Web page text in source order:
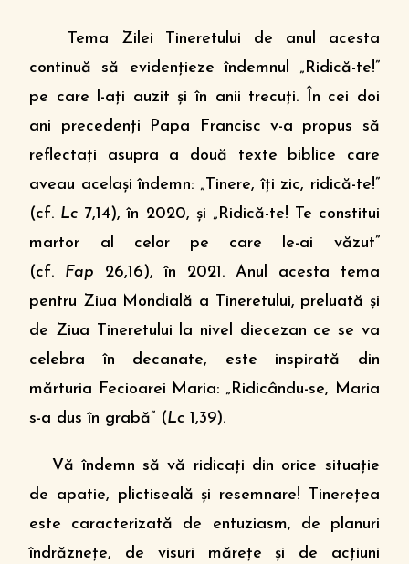
Tema Zilei Tineretului de anul acesta
continuă să evidenţieze îndemnul „Ridică-te!”
pe care l-aţi auzit şi în anii trecuţi. În cei doi
ani precedenţi Papa Francisc v-a propus să
reflectaţi asupra a două texte biblice care
aveau acelaşi îndemn: „Tinere, îţi zic, ridică-te!”
(cf. Lc 7,14), în 2020, şi „Ridică-te! Te constitui
martor al celor pe care le-ai văzut”
(cf. Fap 26,16), în 2021. Anul acesta tema
pentru Ziua Mondială a Tineretului, preluată şi
de Ziua Tineretului la nivel diecezan ce se va
celebra în decanate, este inspirată din
mărturia Fecioarei Maria: „Ridicându-se, Maria
s-a dus în grabă” (Lc 1,39).
Vă îndemn să vă ridicaţi din orice situaţie
de apatie, plictiseală şi resemnare! Tinereţea
este caracterizată de entuziasm, de planuri
îndrăzneţe, de visuri măreţe şi de acţiuni